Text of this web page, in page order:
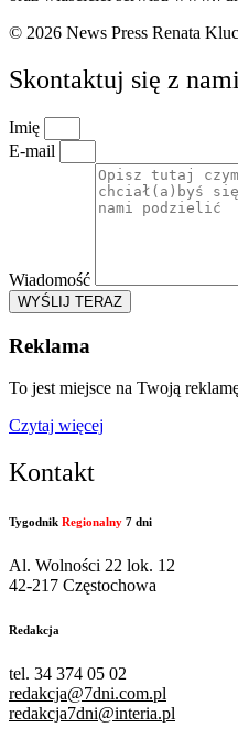
© 2026 News Press Renata
Skontaktuj się z
Imię
E-mail
Wiadomość
WYŚLIJ TERAZ
Reklama
To jest miejsce na Twoją
Czytaj więcej
Kontakt
Tygodnik Regionalny 7 dni
Al. Wolności 22 lok. 12
42-217 Częstochowa
Redakcja
tel. 34 374 05 02
redakcja@7dni.com.pl
redakcja7dni@interia.pl